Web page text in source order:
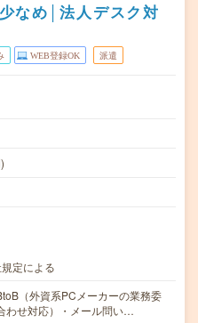
なめ│法人デスク対
WEB登録OK 派遣
定による
（外資系PCメーカーの業務委
わせ対応）・メール問い…